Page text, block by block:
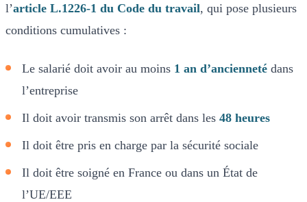
l’article L.1226-1 du Code du travail, qui pose plusieurs
conditions cumulatives :
Le salarié doit avoir au moins 1 an d’ancienneté dans
l’entreprise
Il doit avoir transmis son arrêt dans les 48 heures
Il doit être pris en charge par la sécurité sociale
Il doit être soigné en France ou dans un État de
l’UE/EEE